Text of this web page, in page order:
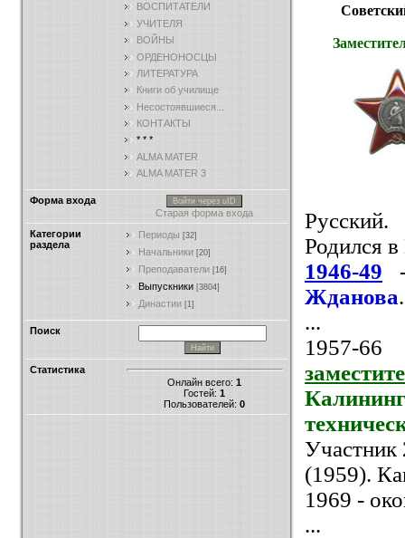
ВОСПИТАТЕЛИ
УЧИТЕЛЯ
ВОЙНЫ
ОРДЕНОНОСЦЫ
ЛИТЕРАТУРА
Книги об училище
Несостоявшиеся...
КОНТАКТЫ
* * *
ALMA MATER
ALMA MATER 3
Форма входа Войти через uID
Старая форма входа
Категории
раздела
Периоды [32]
Начальники [20]
Преподаватели [16]
Выпускники [3804]
Династии [1]
Поиск
Статистика
Онлайн всего: 1
Гостей: 1
Пользователей: 0
Русский.
Родился
1946-49
Жданова
...
1957-
(1959).
1969 -
...